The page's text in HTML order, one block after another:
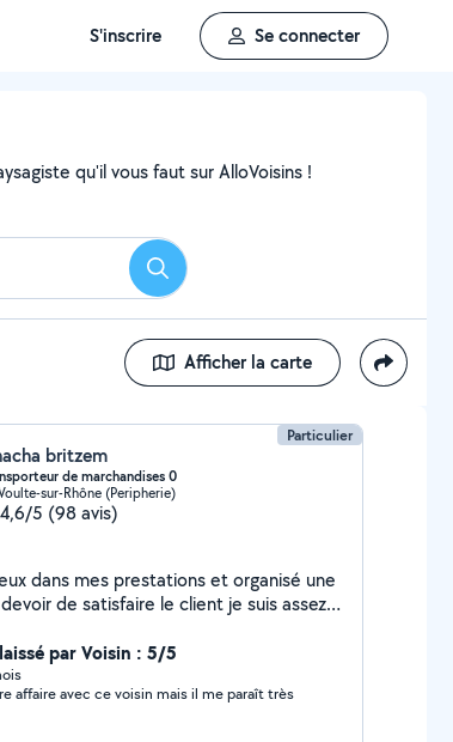
S'inscrire Se connecter
qu'il vous faut sur AlloVoisins !
Rechercher
Afficher la carte
Particulier
britzem
de marchandises 0
sur-Rhône (Peripherie)
4,6/5 (98 avis)
dans mes prestations et organisé une
de satisfaire le client je suis assez
par Voisin : 5/5
affaire avec ce voisin mais il me paraît très